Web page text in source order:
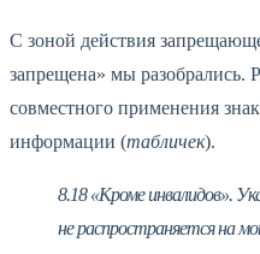
С зоной действия
запрещена» мы разобрались.
совместного применения
информации (табличек).
8.18 «Кроме инвалидов».
не распространяется на